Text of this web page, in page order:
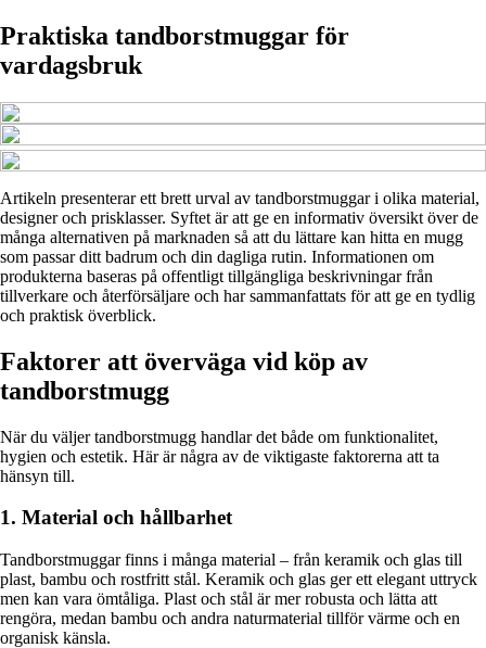
Praktiska tandborstmuggar för
vardagsbruk
Artikeln presenterar ett brett urval av tandborstmuggar i olika material,
designer och prisklasser. Syftet är att ge en informativ översikt över de
många alternativen på marknaden så att du lättare kan hitta en mugg
som passar ditt badrum och din dagliga rutin. Informationen om
produkterna baseras på offentligt tillgängliga beskrivningar från
tillverkare och återförsäljare och har sammanfattats för att ge en tydlig
och praktisk överblick.
Faktorer att överväga vid köp av
tandborstmugg
När du väljer tandborstmugg handlar det både om funktionalitet,
hygien och estetik. Här är några av de viktigaste faktorerna att ta
hänsyn till.
1. Material och hållbarhet
Tandborstmuggar finns i många material – från keramik och glas till
plast, bambu och rostfritt stål. Keramik och glas ger ett elegant uttryck
men kan vara ömtåliga. Plast och stål är mer robusta och lätta att
rengöra, medan bambu och andra naturmaterial tillför värme och en
organisk känsla.